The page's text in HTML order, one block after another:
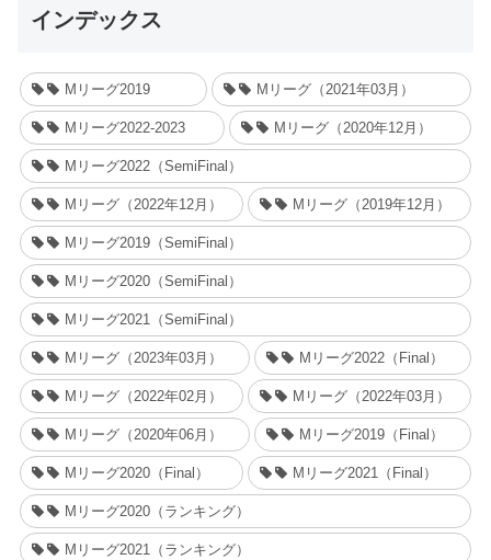
インデックス
Mリーグ2019 Mリーグ（2021年03月）
Mリーグ2022-2023 Mリーグ（2020年12月）
Mリーグ2022（SemiFinal）
Mリーグ（2022年12月） Mリーグ（2019年12月）
Mリーグ2019（SemiFinal）
Mリーグ2020（SemiFinal）
Mリーグ2021（SemiFinal）
Mリーグ（2023年03月） Mリーグ2022（Final）
Mリーグ（2022年02月） Mリーグ（2022年03月）
Mリーグ（2020年06月） Mリーグ2019（Final）
Mリーグ2020（Final） Mリーグ2021（Final）
Mリーグ2020（ランキング）
Mリーグ2021（ランキング）